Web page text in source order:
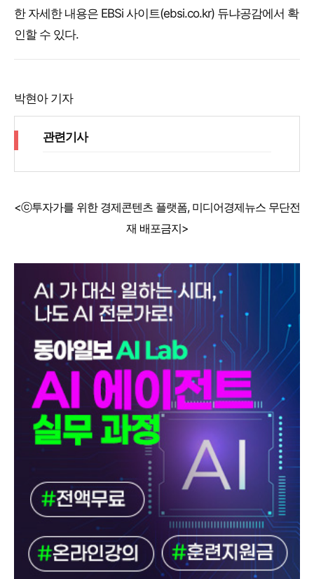
한 자세한 내용은 EBSi 사이트(ebsi.co.kr) 듀냐공감에서 확
인할 수 있다.
박현아 기자
관련기사
<ⓒ투자가를 위한 경제콘텐츠 플랫폼, 미디어경제뉴스 무단전
재 배포금지>